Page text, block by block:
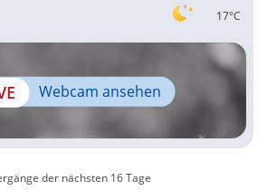
17°C
Webcam ansehen
der nächsten 16 Tage